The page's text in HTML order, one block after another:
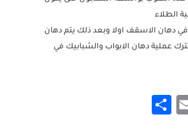
الطلاء
في دهان الاسقف اولا وبعد ذلك يتم دهان
عملية دهان الابواب والشبابيك في
Email